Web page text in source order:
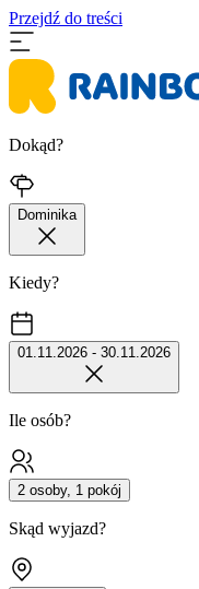
Przejdź do treści
Dokąd?
Dominika
Kiedy?
01.11.2026 - 30.11.2026
Ile osób?
2 osoby, 1 pokój
Skąd wyjazd?